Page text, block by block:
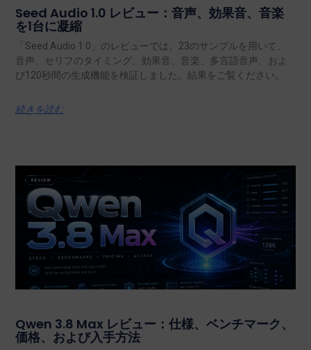
Seed Audio 1.0 レビュー：音声、効果音、音楽
を1台に凝縮
「Seed Audio 1.0」のレビューでは、23のサンプルを用いて、
音声、セリフのタイミング、効果音、音楽、多言語音声、およ
び120秒間の生成機能を検証しました。結果をご覧ください。.
続きを読む
Qwen 3.8 Max レビュー：仕様、ベンチマーク、
価格、および入手方法